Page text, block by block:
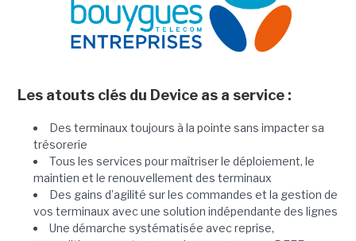
Les atouts clés du Device as a service :
Des terminaux toujours à la pointe sans impacter sa
trésorerie
Tous les services pour maîtriser le déploiement, le
maintien et le renouvellement des terminaux
Des gains d’agilité sur les commandes et la gestion de
vos terminaux avec une solution indépendante des lignes
Une démarche systématisée avec reprise,